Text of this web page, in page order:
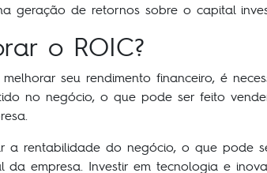
geração de retornos sobre o capital
o ROIC?
seu rendimento financeiro, é
no negócio, o que pode ser feito
a rentabilidade do negócio, o que pode
da empresa. Investir em tecnologia e